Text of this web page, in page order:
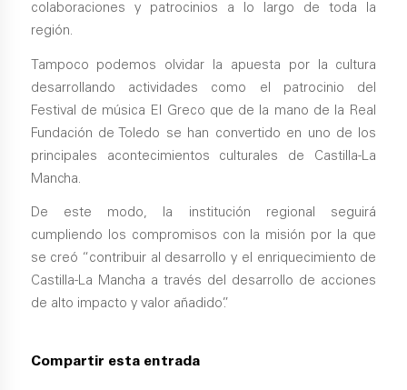
colaboraciones y patrocinios a lo largo de toda la
región.
Tampoco podemos olvidar la apuesta por la cultura
desarrollando actividades como el patrocinio del
Festival de música El Greco que de la mano de la Real
Fundación de Toledo se han convertido en uno de los
principales acontecimientos culturales de Castilla-La
Mancha.
De este modo, la institución regional seguirá
cumpliendo los compromisos con la misión por la que
se creó “contribuir al desarrollo y el enriquecimiento de
Castilla-La Mancha a través del desarrollo de acciones
de alto impacto y valor añadido”.
Compartir esta entrada